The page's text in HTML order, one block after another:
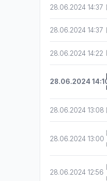
28.06.2024 14:37
28.06.2024 14:37
28.06.2024 14:22
28.06.2024
28.06.2024 13:08
28.06.2024 13:00
28.06.2024 12:56